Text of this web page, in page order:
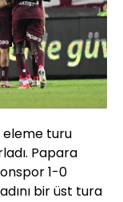
eleme turu
Papara
1-0
bir üst tura